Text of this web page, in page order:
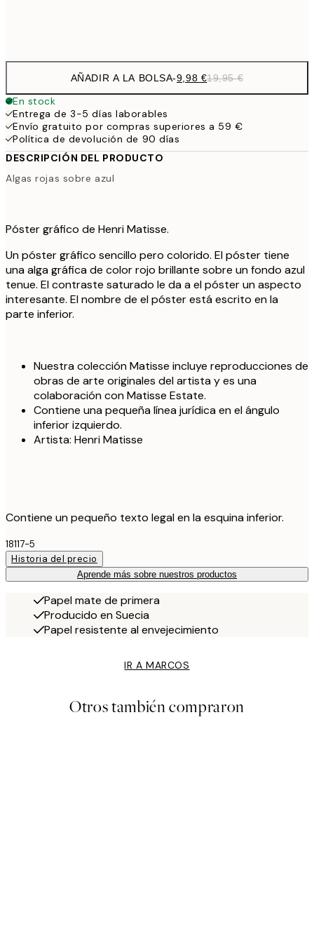
AÑADIR A LA BOLSA-9,98 €19,95 €
En stock
Entrega de 3-5 días laborables
Envío gratuito por compras superiores a 59 €
Política de devolución de 90 días
DESCRIPCIÓN DEL PRODUCTO
Algas rojas sobre azul
Póster gráfico de Henri Matisse.
Un póster gráfico sencillo pero colorido. El póster tiene
una alga gráfica de color rojo brillante sobre un fondo azul
tenue. El contraste saturado le da a el póster un aspecto
interesante. El nombre de el póster está escrito en la
parte inferior.
Nuestra colección Matisse incluye reproducciones de
obras de arte originales del artista y es una
colaboración con Matisse Estate.
Contiene una pequeña línea jurídica en el ángulo
inferior izquierdo.
Artista: Henri Matisse
Contiene un pequeño texto legal en la esquina inferior.
18117-5
Historia del precio
Aprende más sobre nuestros productos
Papel mate de primera
Producido en Suecia
Papel resistente al envejecimiento
IR A MARCOS
Otros también compraron